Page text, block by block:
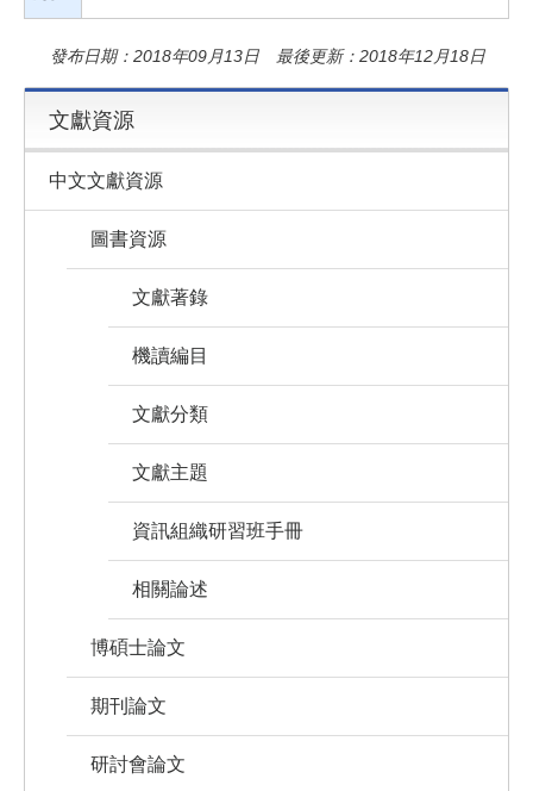
發布日期：2018年09月13日 最後更新：2018年12月18日
文獻資源
中文文獻資源
圖書資源
文獻著錄
機讀編目
文獻分類
文獻主題
資訊組織研習班手冊
相關論述
博碩士論文
期刊論文
研討會論文